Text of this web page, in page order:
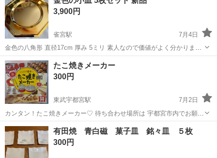
3,900円
雀宮駅
7月4日
金色の八角形 直径17cm 厚み 5ミリ 素人なので価値がよく分かりませ
んのでご了承ください。 1枚は写真を撮るのに開けてしまいましたが
残り4枚は紙に包まれたままお渡しします。
栃木 宇都宮市 雀宮駅
たこ焼きメーカー
300円
東武宇都宮駅
7月2日
カンタン！たこ焼きメーカー♡ 待ち合わせ場所は 宇都宮市内でお願い
します⟡.·
栃木 宇都宮市 東武宇都宮駅 食器 たこ焼き
有田焼 青白磁 菓子皿 銘々皿 ５枚
300円